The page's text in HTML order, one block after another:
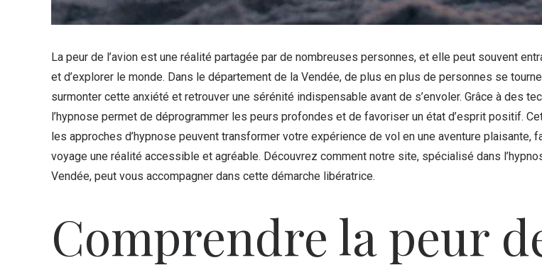
La peur de l’avion est une réalité partagée par de nombreuses personnes, et elle peut souvent
et d’explorer le monde. Dans le département de la Vendée, de plus en plus de personnes se
surmonter cette anxiété et retrouver une sérénité indispensable avant de s’envoler. Grâce à des
l’hypnose permet de déprogrammer les peurs profondes et de favoriser un état d’esprit positif.
les approches d’hypnose peuvent transformer votre expérience de vol en une aventure plaisante,
voyage une réalité accessible et agréable. Découvrez comment notre site, spécialisé dans
Vendée, peut vous accompagner dans cette démarche libératrice.
Comprendre la peur